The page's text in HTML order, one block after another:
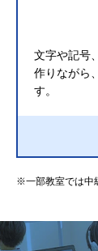
文字や記号
作りながら
す。
※一部教室では中